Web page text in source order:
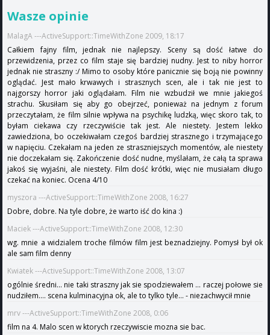
Wasze opinie
MalagA ---ActiveSupport::TimeWithZone 2009, 18:17
Całkiem fajny film, jednak nie najlepszy. Sceny są dość łatwe do
przewidzenia, przez co film staje się bardziej nudny. Jest to niby horror
jednak nie straszny :/ Mimo to osoby które panicznie się boją nie powinny
oglądać. Jest mało krwawych i strasznych scen, ale i tak nie jest to
najgorszy horror jaki oglądałam. Film nie wzbudził we mnie jakiegoś
strachu. Skusiłam się aby go obejrzeć, ponieważ na jednym z forum
przeczytałam, że film silnie wpływa na psychikę ludzką, więc skoro tak, to
byłam ciekawa czy rzeczywiście tak jest. Ale niestety. Jestem lekko
zawiedziona, bo oczekiwałam czegoś bardziej strasznego i trzymającego
w napięciu. Czekałam na jeden ze straszniejszych momentów, ale niestety
nie doczekałam się. Zakończenie dość nudne, myślałam, że całą ta sprawa
jakoś się wyjaśni, ale niestety. Film dość krótki, więc nie musiałam długo
czekać na koniec. Ocena 4/10
myszora ---ActiveSupport::TimeWithZone 2008, 16:27
Dobre, dobre. Na tyle dobre, że warto iść do kina :)
Maciek ---ActiveSupport::TimeWithZone 2008, 12:30
wg. mnie a widzialem troche filmów film jest beznadziejny. Pomysł był ok
ale sam film denny
Kwiatek ---ActiveSupport::TimeWithZone 2008, 13:07
ogólnie średni... nie taki straszny jak sie spodziewałem ... raczej połowe sie
nudziłem.... scena kulminacyjna ok, ale to tylko tyle... - niezachwycił mnie
mrv ---ActiveSupport::TimeWithZone 2008, 0:06
film na 4. Malo scen w ktorych rzeczywiscie mozna sie bac.